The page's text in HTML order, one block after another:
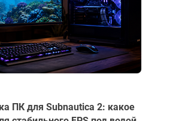
ПК для Subnautica 2: какое